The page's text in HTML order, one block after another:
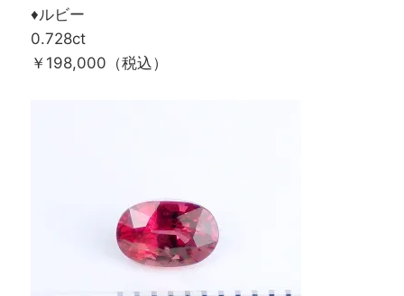
♦ルビー
0.728ct
￥198,000（税込）